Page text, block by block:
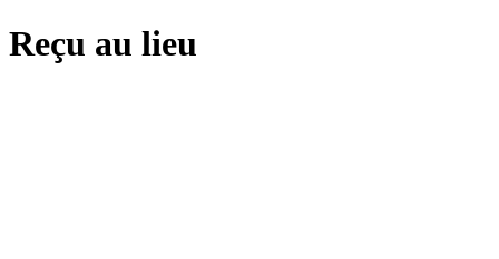
Reçu au lieu